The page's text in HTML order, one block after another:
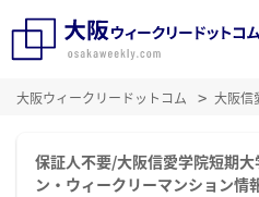
大阪ウィークリードットコム 大阪信
保証人不要/大阪信愛学院短期
ン・ウィークリーマンション情